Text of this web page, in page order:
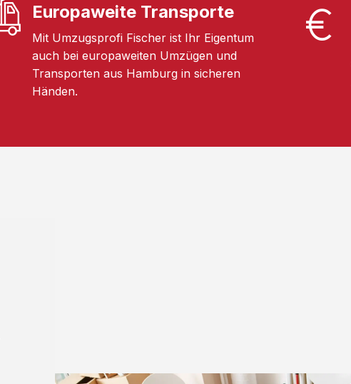
Europaweite Transporte
Mit Umzugsprofi Fischer ist Ihr Eigentum
auch bei europaweiten Umzügen und
Transporten aus Hamburg in sicheren
Händen.